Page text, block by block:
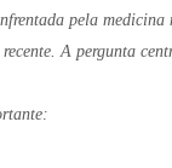
pela medicina
A pergunta